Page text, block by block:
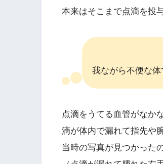
本来はそこまで点滴を投
我ながら不便な体
点滴をうてる血管がなか
滴が体内で漏れて指先や
当時の写真が見つかった